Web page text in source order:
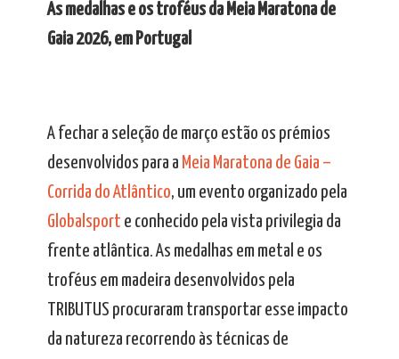
As medalhas e os troféus da Meia Maratona de
Gaia 2026, em Portugal
A fechar a seleção de março estão os prémios
desenvolvidos para a Meia Maratona de Gaia –
Corrida do Atlântico, um evento organizado pela
Globalsport e conhecido pela vista privilegia da
frente atlântica. As medalhas em metal e os
troféus em madeira desenvolvidos pela
TRIBUTUS procuraram transportar esse impacto
da natureza recorrendo às técnicas de